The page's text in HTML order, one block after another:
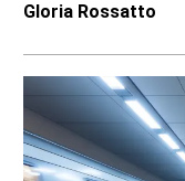
Gloria Rossatto